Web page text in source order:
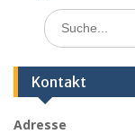
Search
for:
Kontakt
Adresse